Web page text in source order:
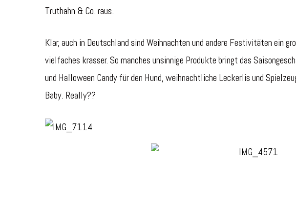
Truthahn & Co. raus.
Klar, auch in Deutschland sind Weihnachten und andere Festivitäten ein
vielfaches krasser. So manches unsinnige Produkte bringt das
und Halloween Candy für den Hund, weihnachtliche Leckerlis und
Baby. Really??